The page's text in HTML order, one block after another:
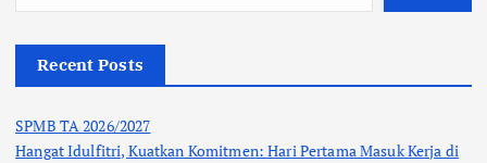
Recent Posts
SPMB TA 2026/2027
Hangat Idulfitri, Kuatkan Komitmen: Hari Pertama Masuk Kerja di